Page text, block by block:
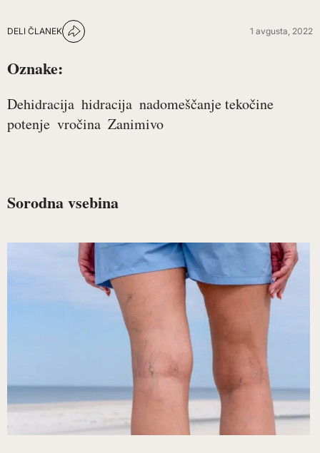
DELI ČLANEK 1 avgusta, 2022
Oznake:
Dehidracija hidracija nadomeščanje tekočine
potenje vročina Zanimivo
Sorodna vsebina